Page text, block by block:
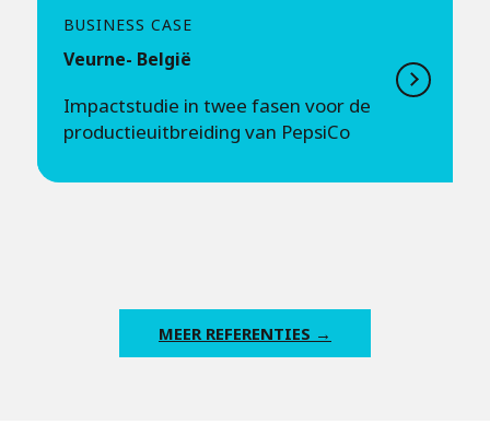
BUSINESS CASE
Veurne- België
Impactstudie in twee fasen voor de
productieuitbreiding van PepsiCo
MEER REFERENTIES →